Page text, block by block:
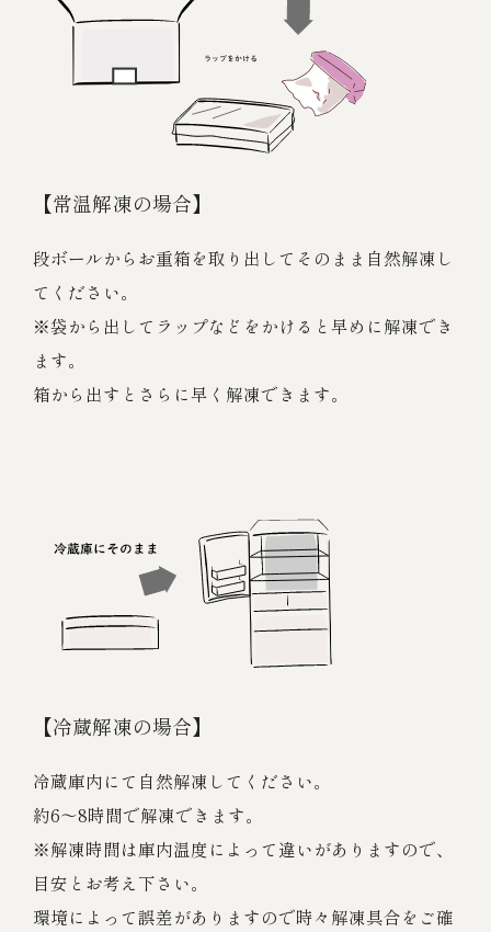
【常温解凍の場合】
段ボールからお重箱を取り出してそのまま自然解凍し
てください。
※袋から出してラップなどをかけると早めに解凍でき
ます。
箱から出すとさらに早く解凍できます。
【冷蔵解凍の場合】
冷蔵庫内にて自然解凍してください。
約6～8時間で解凍できます。
※解凍時間は庫内温度によって違いがありますので、
目安とお考え下さい。
環境によって誤差がありますので時々解凍具合をご確